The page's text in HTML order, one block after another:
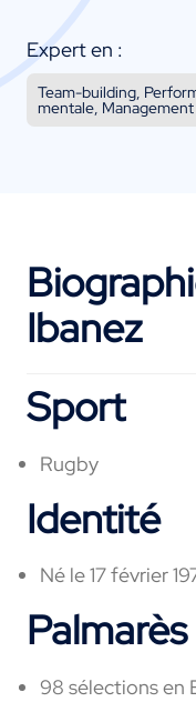
Expert en :
Team-building,
mentale, Management
Ibanez
Sport
Rugby
Identité
Né le 17 février
Palmarès
98 sélections en